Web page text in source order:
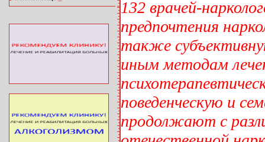
132 врачей-
предпочтения
также
иным методам
поведенческую и
продолжают с